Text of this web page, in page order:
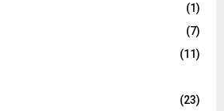
(1)
(7)
(11)
(23)